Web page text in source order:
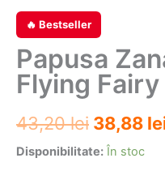
🔥 Bestseller
Papusa
Flying Fairy
43,20lei Prețul
inițial
38,88
Disponibilitate: În stoc